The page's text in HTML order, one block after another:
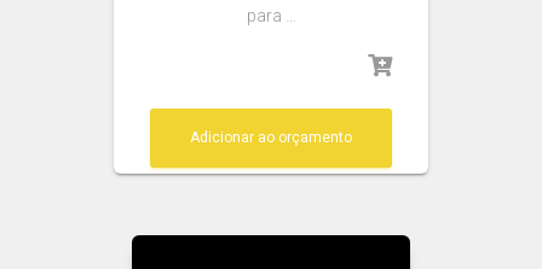
para …
Adicionar ao orçamento